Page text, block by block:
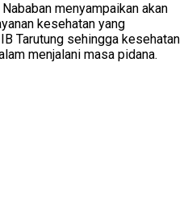
menyampaikan akan
kesehatan yang
Tarutung sehingga kesehatan
menjalani masa pidana.